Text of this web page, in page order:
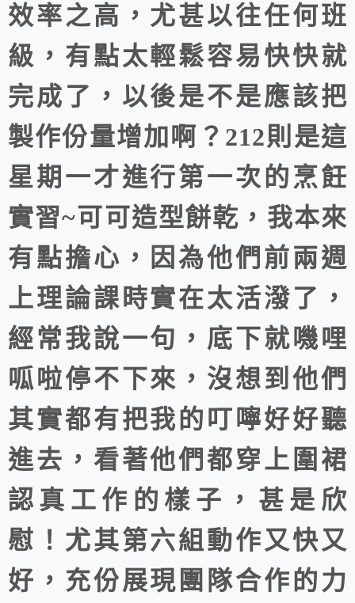
效率之高，尤甚以往任何班
級，有點太輕鬆容易快快就
完成了，以後是不是應該把
製作份量增加啊？212則是這
星期一才進行第一次的烹飪
實習~可可造型餅乾，我本來
有點擔心，因為他們前兩週
上理論課時實在太活潑了，
經常我說一句，底下就嘰哩
呱啦停不下來，沒想到他們
其實都有把我的叮嚀好好聽
進去，看著他們都穿上圍裙
認真工作的樣子，甚是欣
慰！尤其第六組動作又快又
好，充份展現團隊合作的力